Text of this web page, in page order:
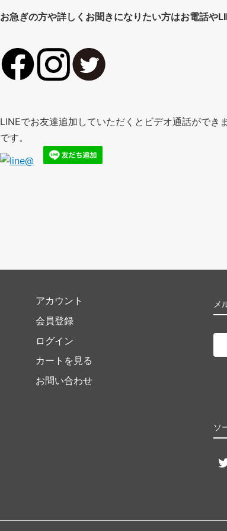
お急ぎの方や詳しくお聞きになりたい方はお電話や
LINEでお友達追加していただくとビデオ通話ができ
です。
メ
アカウント
会員登録
ログイン
カートを見る
お問い合わせ
ソ